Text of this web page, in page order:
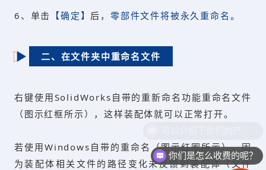
6、单击 【确定】 后，零部件文件将被永久重命名。
二、在文件夹中重命名文件
右键使用SolidWorks自带的重新命名功能重命名文件
（图示红框所示），这样装配体就可以正常打开。
若使用Windows自带的重命名（图示红圈所示），因
为装配体相关文件的路径变化未反馈到装配体（文件
你们是怎么收费的呢？